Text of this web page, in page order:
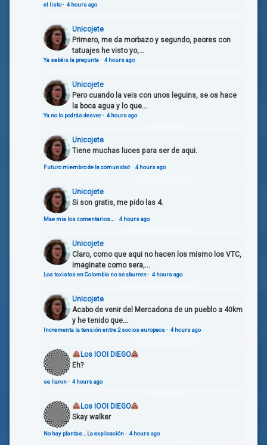
el listo· 4 hours ago
Unicojete
Primero, me da morbazo y segundo, peores con
tatuajes he visto yo,...
Ya sabéis la pregunta· 4 hours ago
Unicojete
Pero cuando la veis con unos leguins, se os hace
la boca agua y lo que...
Ya no lo podrás desver· 4 hours ago
Unicojete
Tiene muchas luces para ser de aqui.
Futuro miembro de la comunidad· 4 hours ago
Unicojete
Si son gratis, me pido las 4.
Mae mia los comentarios… · 4 hours ago
Unicojete
Claro, como que aqui no hacen los mismo los VTC,
imaginate como sera,...
Los taxistas en Colombia no se aburren· 4 hours ago
Unicojete
Acabo de venir del Mercadona de un pueblo a 40km
y he tenido que...
Incrementa la tensión entre 2 socios europeos· 4 hours ago
Los IOOI DIEGO
Eh?
se liaron· 4 hours ago
Los IOOI DIEGO
Skay walker
No hay plantas… La explicación· 4 hours ago